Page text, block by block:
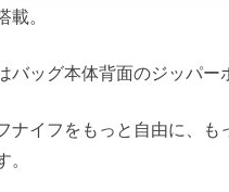
。
バッグ本体背面のジッパー
ナイフをもっと自由に、